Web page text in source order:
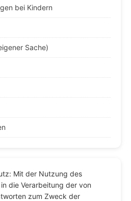
bei Kindern
Sache)
Mit der Nutzung des
die Verarbeitung der von
zum Zweck der